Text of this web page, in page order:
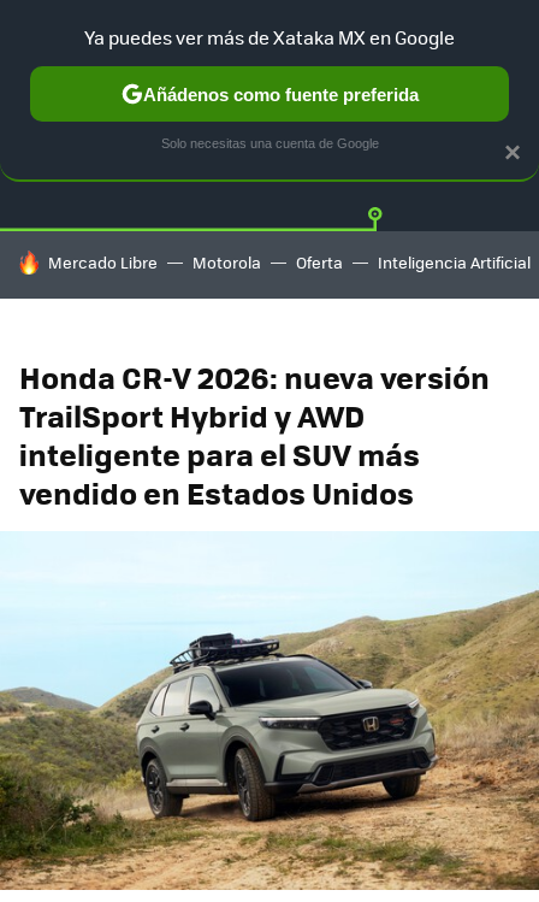
TESLA UBER AUTO ELECTRICO Twitter
HOY SE HABLA DE
Mercado Libre Motorola Oferta Inteligencia Artificial
Honda CR-V 2026: nueva versión
TrailSport Hybrid y AWD
inteligente para el SUV más
vendido en Estados Unidos
×
Ya puedes ver más de Xataka MX en Google
Añádenos como fuente preferida
Solo necesitas una cuenta de Google